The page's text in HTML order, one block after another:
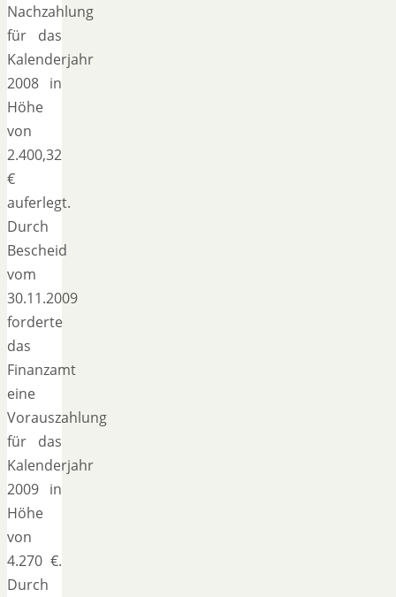
Nachzahlung
für das
Kalenderjahr
2008 in
Höhe
von
2.400,32
€
auferlegt.
Durch
Bescheid
vom
30.11.2009
forderte
das
Finanzamt
eine
Vorauszahlung
für das
Kalenderjahr
2009 in
Höhe
von
4.270 €.
Durch